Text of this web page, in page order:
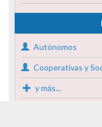
Autónomos
Cooperativas y
y más...